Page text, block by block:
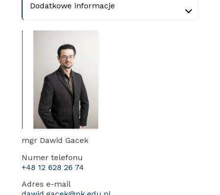
Dodatkowe informacje
mgr Dawid Gacek
Numer telefonu
+48 12 628 26 74
Adres e-mail